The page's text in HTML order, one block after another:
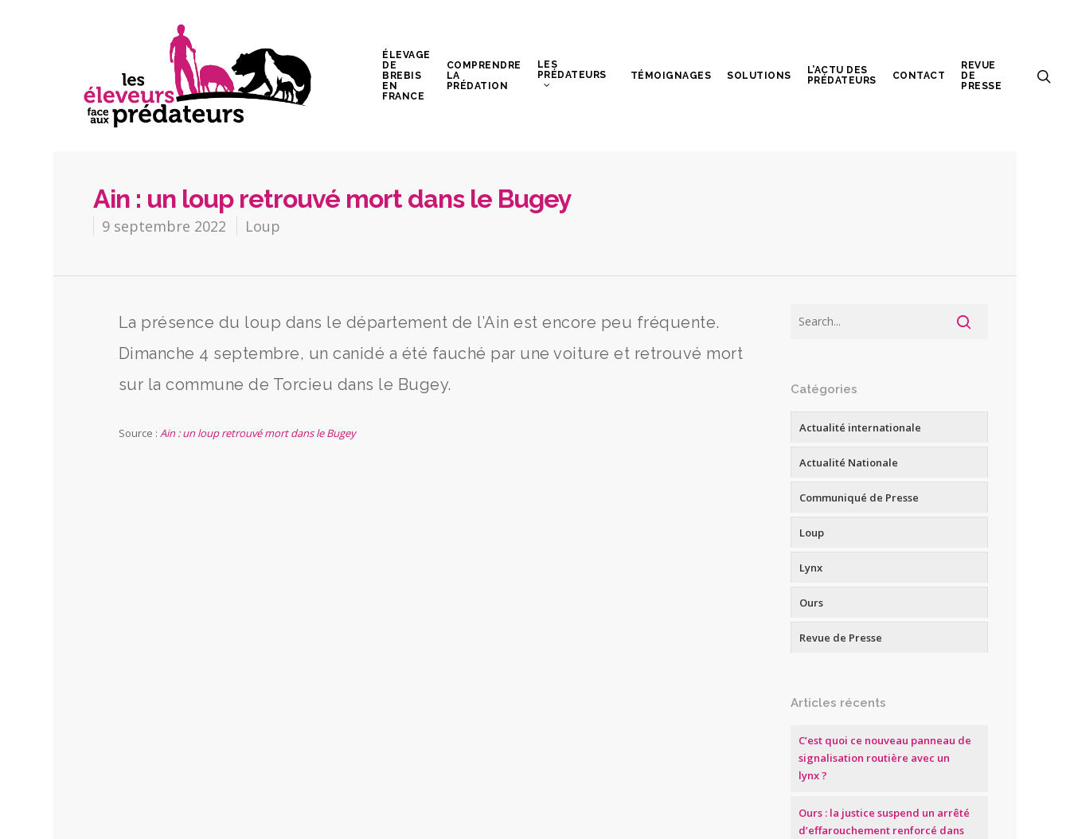
ÉLEVAGE
DE
BREBIS
EN
FRANCE
COMPRENDRE
LA
PRÉDATION
LES
PRÉDATEURS
TÉMOIGNAGES SOLUTIONS
L’ACTU DES
PRÉDATEURS
CONTACT
REVUE
DE
PRESSE
Ain : un loup retrouvé mort dans le Bugey
9 septembre 2022 Loup
La présence du loup dans le département de l’Ain est encore peu fréquente.
Dimanche 4 septembre, un canidé a été fauché par une voiture et retrouvé mort
sur la commune de Torcieu dans le Bugey.
Source : Ain : un loup retrouvé mort dans le Bugey
Catégories
Actualité internationale
Actualité Nationale
Communiqué de Presse
Loup
Lynx
Ours
Revue de Presse
Articles récents
C’est quoi ce nouveau panneau de
signalisation routière avec un
lynx ?
Ours : la justice suspend un arrêté
d’effarouchement renforcé dans